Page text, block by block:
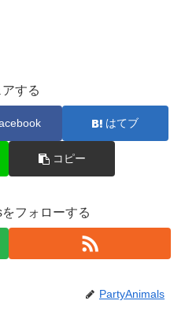
アする
はてブ
コピー
フォローする
PartyAnimals